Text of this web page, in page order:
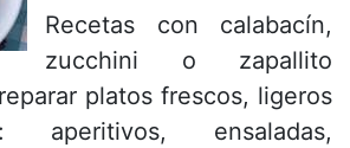
Recetas con calabacín,
zucchini o zapallito
platos frescos, ligeros
aperitivos, ensaladas,